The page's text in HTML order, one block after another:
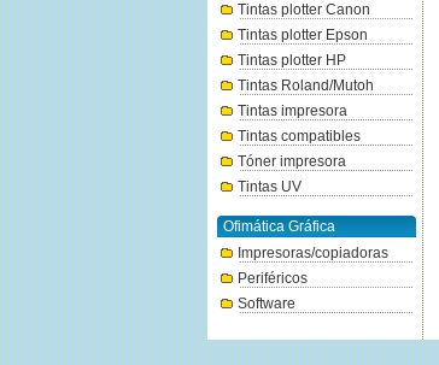
Tintas plotter Canon
Tintas plotter Epson
Tintas plotter HP
Tintas Roland/Mutoh
Tintas impresora
Tintas compatibles
Tóner impresora
Tintas UV
Ofimática Gráfica
Impresoras/copiadoras
Periféricos
Software
Cuchilla de corte Canon CT-08
91€